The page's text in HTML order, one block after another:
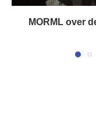
MORML over